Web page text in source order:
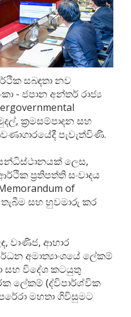
සබඳතා නව
- ජපාන අන්තර් රාජ්‍ය
ක්‍රමසම්පාදන සහ
පැවැත්විණි.
ලෙස,
ප්‍රතිපත්ති සංවාදය
of
තැබීම සහ හුවමාරු කර
වාණිජ, ආහාර
අමාත්‍යාංශයේ ලේකම්
සහ විදේශ කටයුතු
ලේකම් (ද්විපාර්ශ්වික
මහතා ගිවිසුමට